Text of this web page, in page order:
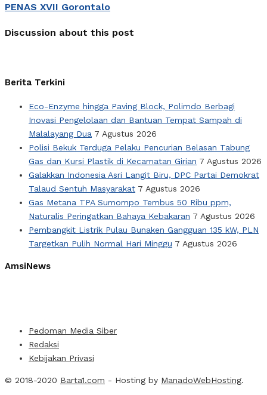
PENAS XVII Gorontalo
Discussion about this post
Berita Terkini
Eco-Enzyme hingga Paving Block, Polimdo Berbagi
Inovasi Pengelolaan dan Bantuan Tempat Sampah di
Malalayang Dua 7 Agustus 2026
Polisi Bekuk Terduga Pelaku Pencurian Belasan Tabung
Gas dan Kursi Plastik di Kecamatan Girian 7 Agustus 2026
Galakkan Indonesia Asri Langit Biru, DPC Partai Demokrat
Talaud Sentuh Masyarakat 7 Agustus 2026
Gas Metana TPA Sumompo Tembus 50 Ribu ppm,
Naturalis Peringatkan Bahaya Kebakaran 7 Agustus 2026
Pembangkit Listrik Pulau Bunaken Gangguan 135 kW, PLN
Targetkan Pulih Normal Hari Minggu 7 Agustus 2026
AmsiNews
Pedoman Media Siber
Redaksi
Kebijakan Privasi
© 2018-2020 Barta1.com - Hosting by ManadoWebHosting.